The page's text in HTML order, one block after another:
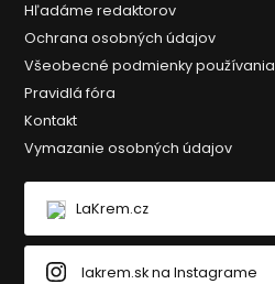
Hľadáme redaktorov
Ochrana osobných údajov
Všeobecné podmienky používania
Pravidlá fóra
Kontakt
Vymazanie osobných údajov
LaKrem.cz
lakrem.sk na Instagrame